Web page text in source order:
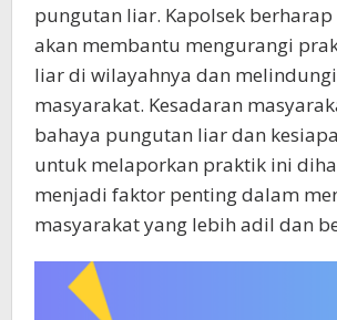
pungutan liar. Kapolsek
akan membantu mengurangi
liar di wilayahnya dan
masyarakat. Kesadaran
bahaya pungutan liar dan
untuk melaporkan praktik ini
menjadi faktor penting dalam
masyarakat yang lebih adil dan